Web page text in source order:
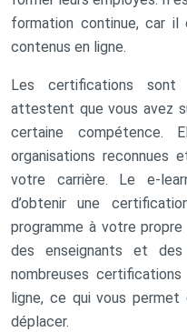
formation continue, car
contenus en ligne.
Les certifications
attestent que vous avez
certaine compétence.
organisations
votre carrière. Le e-
d’obtenir une
programme à votre
des enseignants et
nombreuses
ligne, ce qui vous
déplacer.